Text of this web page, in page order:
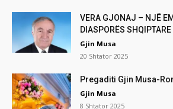
VERA GJONAJ – NJË
DIASPORËS SHQIPTARE
Gjin Musa
20 Shtator 2025
Pregaditi Gjin Musa-
Gjin Musa
8 Shtator 2025